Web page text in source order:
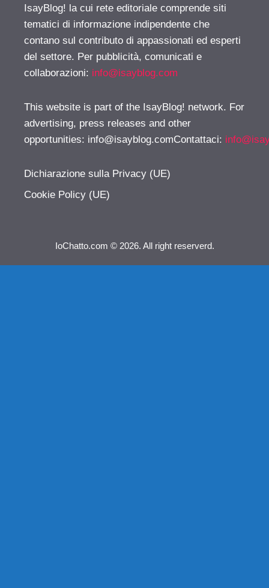
IsayBlog! la cui rete editoriale comprende siti
tematici di informazione indipendente che
contano sul contributo di appassionati ed esperti
del settore. Per pubblicità, comunicati e
collaborazioni: info@isayblog.com
This website is part of the IsayBlog! network. For
advertising, press releases and other
opportunities: info@isayblog.comContattaci:
Dichiarazione sulla Privacy (UE)
Cookie Policy (UE)
IoChatto.com © 2026. All right reserverd.